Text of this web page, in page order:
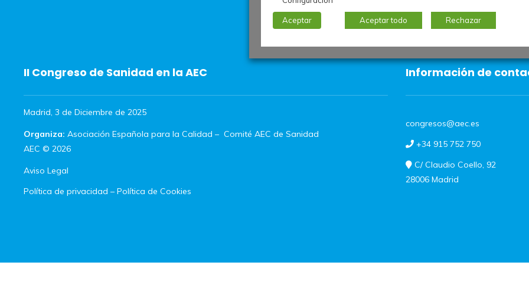
II Congreso de Sanidad en la AEC
Madrid, 3 de Diciembre de 2025
Organiza: Asociación Española para la Calidad – Comité AEC de Sanidad
AEC © 2026
Aviso Legal
Política de privacidad – Política de Cookies
Información de
congresos@aec.es
+34 915 752 750
C/ Claudio Coello, 92
28006 Madrid
Aceptar Aceptar todo Rechazar